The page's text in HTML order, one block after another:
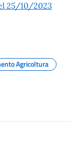
25/10/2023
Agricoltura